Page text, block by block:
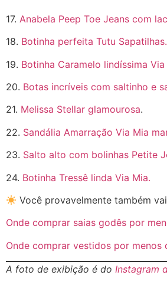
17. Anabela Peep Toe Jeans com
18. Botinha perfeita Tutu Sapatilhas.
19. Botinha Caramelo lindíssima Via
20. Botas incríveis com saltinho e
21. Melissa Stellar glamourosa.
22. Sandália Amarração Via Mia
23. Salto alto com bolinhas Petite
24. Botinha Tressê linda Via Mia.
Você provavelmente também
Onde comprar saias godês por
Onde comprar vestidos por menos
A foto de exibição é do Instagram